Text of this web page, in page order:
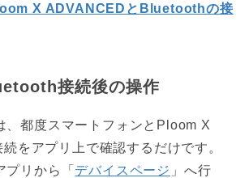
X ADVANCEDとBluetoothの接
接続後の操作
、都度スマートフォンとPloom X
をアプリ上で確認するだけです。
プリから「 デバイスページ 」へ行